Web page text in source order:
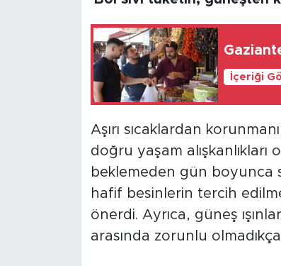
İçeriği
Aşırı sıcaklardan
doğru yaşam alışkanlıkları
beklemeden gün boyunca
hafif besinlerin tercih
önerdi. Ayrıca, güneş
arasında zorunlu olmadıkça